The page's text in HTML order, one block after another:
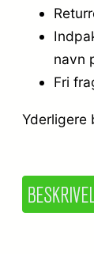
navn
Fri
Yderligere